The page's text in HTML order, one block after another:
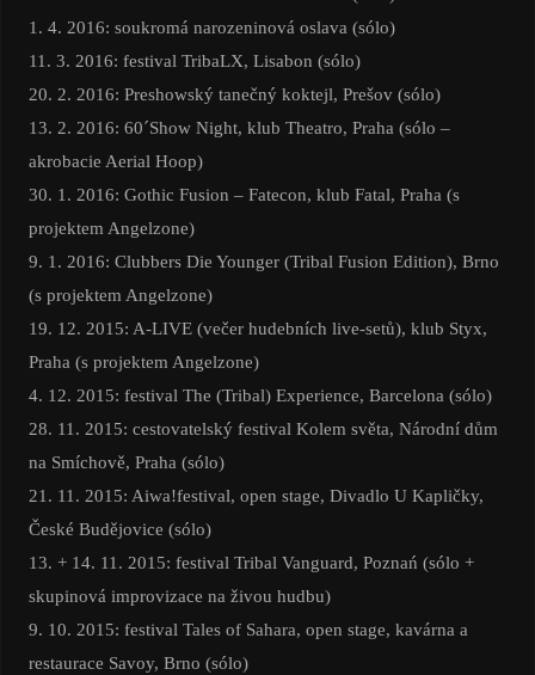
1. 4. 2016: soukromá narozeninová oslava (sólo)
11. 3. 2016: festival TribaLX, Lisabon (sólo)
20. 2. 2016: Preshowský tanečný koktejl, Prešov (sólo)
13. 2. 2016: 60´Show Night, klub Theatro, Praha (sólo –
akrobacie Aerial Hoop)
30. 1. 2016: Gothic Fusion – Fatecon, klub Fatal, Praha (s
projektem Angelzone)
9. 1. 2016: Clubbers Die Younger (Tribal Fusion Edition), Brno
(s projektem Angelzone)
19. 12. 2015: A-LIVE (večer hudebních live-setů), klub Styx,
Praha (s projektem Angelzone)
4. 12. 2015: festival The (Tribal) Experience, Barcelona (sólo)
28. 11. 2015: cestovatelský festival Kolem světa, Národní dům
na Smíchově, Praha (sólo)
21. 11. 2015: Aiwa!festival, open stage, Divadlo U Kapličky,
České Budějovice (sólo)
13. + 14. 11. 2015: festival Tribal Vanguard, Poznań (sólo +
skupinová improvizace na živou hudbu)
9. 10. 2015: festival Tales of Sahara, open stage, kavárna a
restaurace Savoy, Brno (sólo)